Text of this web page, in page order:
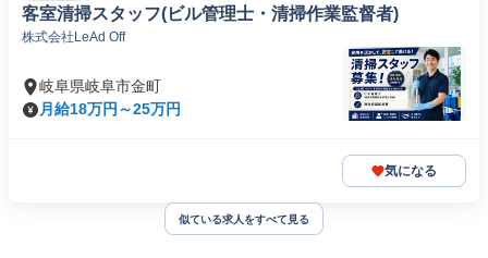
客室清掃スタッフ(ビル管理士・清掃作業監督者)
株式会社LeAd Off
岐阜県岐阜市金町
月給18万円～25万円
気になる
似ている求人をすべて見る